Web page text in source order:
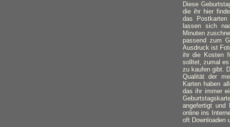
Diese
die ihr hier
das
lassen sich
Minuten
passend zum
Ausdruck ist
ihr die Kosten
solltet, zumal
zu kaufen gibt.
Qualität der
Karten haben
das ihr immer
angefertigt und
online ins
oft Downloaden